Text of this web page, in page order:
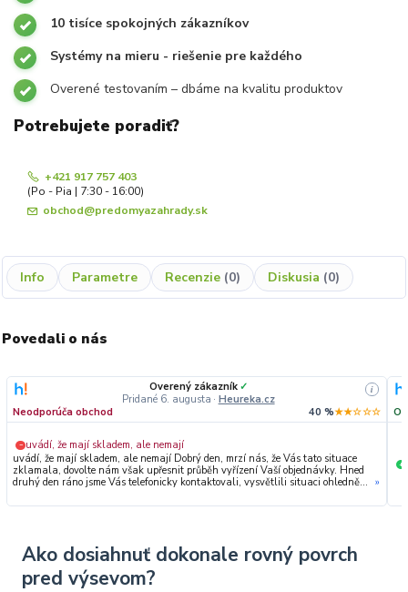
10 tisíce spokojných zákazníkov
Systémy na mieru - riešenie pre každého
Overené testovaním – dbáme na kvalitu produktov
Potrebujete poradiť?
+421 917 757 403
(Po - Pia | 7:30 - 16:00)
obchod@predomyazahrady.sk
Info Parametre Recenzie 0 Diskusia 0
Povedali o nás
Overený zákazník ✓
Pridané 6. augusta · Heureka.cz
i
Neodporúča obchod 40 %★★☆☆☆
− uvádí, že mají skladem, ale nemají
uvádí, že mají skladem, ale nemají Dobrý den, mrzí nás, že Vás tato situace
zklamala, dovolte nám však upřesnit průběh vyřízení Vaší objednávky. Hned
druhý den ráno jsme Vás telefonicky kontaktovali, vysvětlili situaci ohledně
dodavatele. Jelikož zboží nebylo k dispozici ani u něj, museli jsme objednávku
nedoporučujete. Věříme, že nám v budoucnu dáte příležitost přesvědčit Vás o
kvalitě našich služeb. Tým OZY.market
»
+
Ako dosiahnuť dokonale rovný povrch
pred výsevom?